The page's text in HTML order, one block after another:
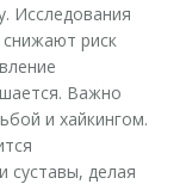
Исследования
риск
Важно
и хайкингом.
суставы, делая